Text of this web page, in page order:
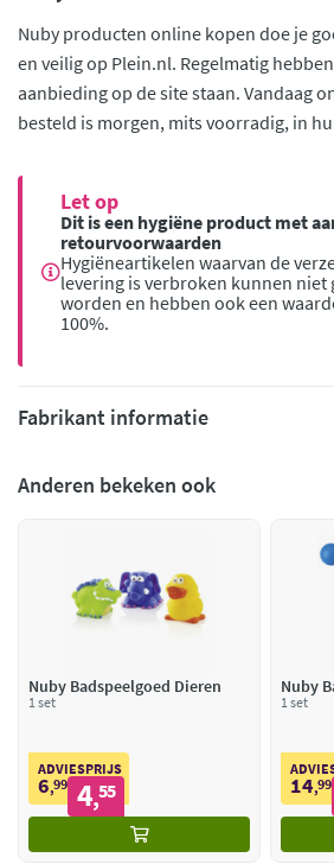
Nuby producten online kopen doe je
en veilig op Plein.nl. Regelmatig
aanbieding op de site staan. Vandaag
besteld is morgen, mits voorradig, in
Let op
Dit is een hygiëne product met
retourvoorwaarden
Hygiëneartikelen waarvan de
levering is verbroken kunnen
worden en hebben ook een
100%.
Fabrikant informatie
Anderen bekeken ook
Nuby Badspeelgoed Dieren
1 set
ADVIESPRIJS
6,99 4,55
1 set
14,99